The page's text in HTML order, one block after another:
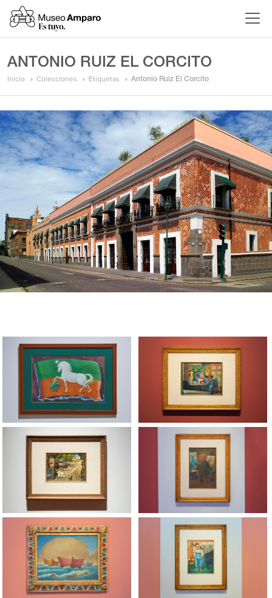
ANTONIO RUIZ EL CORCITO
Inicio Colecciones Etiquetas Antonio Ruiz El Corcito